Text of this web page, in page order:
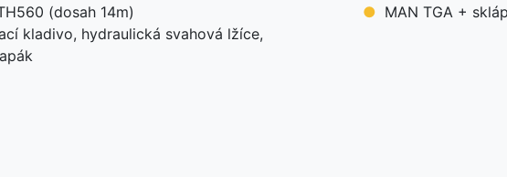
(dosah 14m)
kladivo, hydraulická svahová lžíce,
MAN TGA +